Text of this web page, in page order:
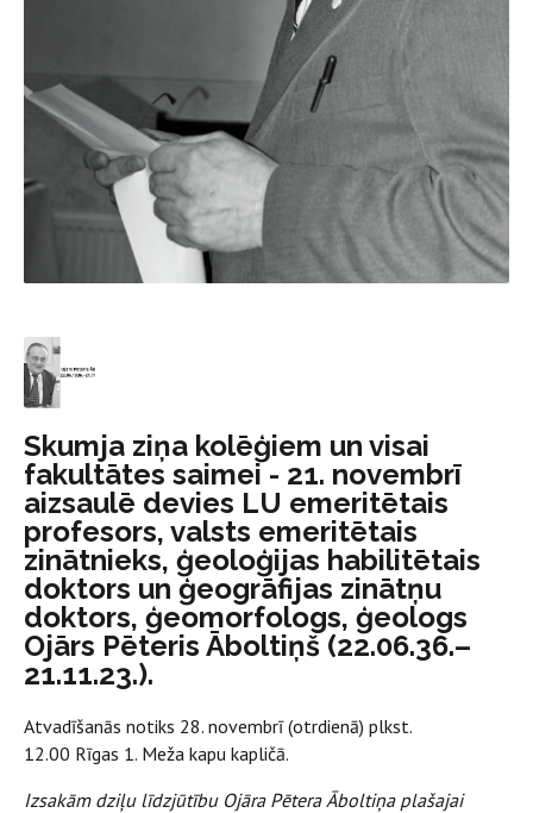
Skumja ziņa kolēģiem un visai
fakultātes saimei - 21. novembrī
aizsaulē devies LU emeritētais
profesors, valsts emeritētais
zinātnieks, ģeoloģijas habilitētais
doktors un ģeogrāfijas zinātņu
doktors, ģeomorfologs, ģeologs
Ojārs Pēteris Āboltiņš (22.06.36.–
21.11.23.).
Atvadīšanās notiks 28. novembrī (otrdienā) plkst.
12.00 Rīgas 1. Meža kapu kapličā.
Izsakām dziļu līdzjūtību Ojāra Pētera Āboltiņa plašajai